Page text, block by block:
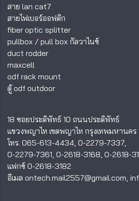
สาย lan cat7
สายไฟเบอร์ออฟติก
fiber optic splitter
pullbox / pull box กัลวาไนซ์
duct rodder
maxcell
odf rack mount
ตู้ odf outdoor
18 ซอยประดิพัทธ์ 10 ถนนประดิพัทธ์
แขวงพญาไท เขตพญาไท กรุงเทพมหานคร
โทร. 065-613-4434 0-2279-7337
0-2279-7361 0-2618-3168 0-2618-
แฟกซ์ 0-2618-3182
อีเมล ontech.mail2557@gmail.com